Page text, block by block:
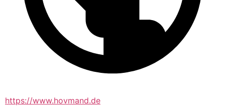
https://www.hovmand.de